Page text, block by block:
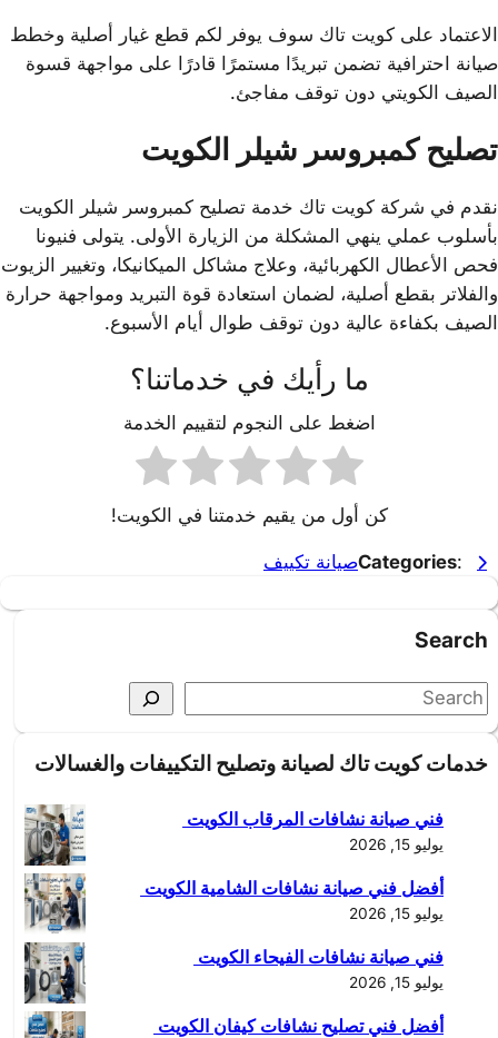
الاعتماد على كويت تاك سوف يوفر لكم قطع غيار أصلية وخطط
صيانة احترافية تضمن تبريدًا مستمرًا قادرًا على مواجهة قسوة
الصيف الكويتي دون توقف مفاجئ.
تصليح كمبروسر شيلر الكويت
نقدم في شركة كويت تاك خدمة تصليح كمبروسر شيلر الكويت
بأسلوب عملي ينهي المشكلة من الزيارة الأولى. يتولى فنيونا
فحص الأعطال الكهربائية، وعلاج مشاكل الميكانيكا، وتغيير الزيوت
والفلاتر بقطع أصلية، لضمان استعادة قوة التبريد ومواجهة حرارة
الصيف بكفاءة عالية دون توقف طوال أيام الأسبوع.
ما رأيك في خدماتنا؟
اضغط على النجوم لتقييم الخدمة
كن أول من يقيم خدمتنا في الكويت!
Categories: صيانة تكييف
Search
S
a
خدمات كويت تاك لصيانة وتصليح التكييفات والغسالات
فني صيانة نشافات المرقاب الكويت
يوليو 15, 2026
أفضل فني صيانة نشافات الشامية الكويت
يوليو 15, 2026
فني صيانة نشافات الفيحاء الكويت
يوليو 15, 2026
أفضل فني تصليح نشافات كيفان الكويت